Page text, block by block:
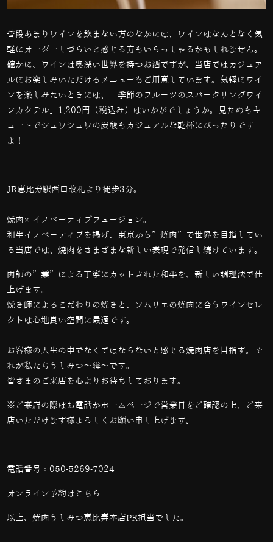
普段あまりワインを飲まない方のなかには、ワインはなんとなく気
軽にオーダーしづらいと感じる方もいらっしゃるかもしれません。
確かに、ワインは奥深い世界を持つお酒ですが、当店ではカジュア
ルにお楽しみいただけるメニューもご用意しています。気軽にワイ
ンを楽しみたいときには、「季節のフルーツのスパークリングワイ
ンカクテル」1,200円（税込み）はいかがでしょうか。見ためもキ
ュートでシュワシュワの炭酸もカジュアルな乾杯にぴったりです
よ！
JR恵比寿駅西口改札より徒歩3分。
焼肉×イノベーティブフュージョン。
和牛イノベーティブを掲げ、東京から”焼肉”で世界を目指してい
る当店では、焼肉をさまざまな新しい表現で発信し続けています。
肉師の”業”による丁寧にカットされた和牛を、新しい調理法で仕
上げます。
焼き師によるこだわりの焼きと、ソムリエの焼肉に合うワインセレ
クトは心地良い空間に最適です。
お客様の人生の中でなくてはならないと感じる焼肉店を目指す。そ
れが私たちうしみつ～犇～です。
皆さまのご来店を心よりお待ちしております。
※ご来店の際はお電話かホームページで営業日をご確認の上、ご来
店いただけます様よろしくお願い申し上げます。
電話番号： 050-5269-7024
オンライン予約は こちら
以上、焼肉うしみつ恵比寿本店PR担当でした。